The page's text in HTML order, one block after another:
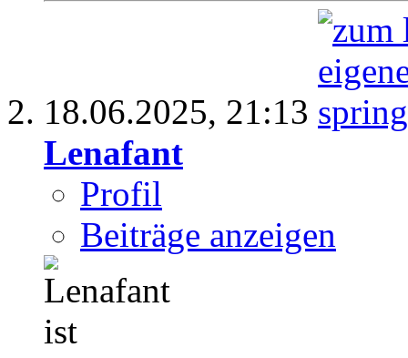
18.06.2025, 21:13
Lenafant
Profil
Beiträge anzeigen